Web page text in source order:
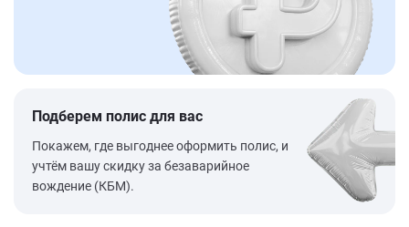
Подберем полис для вас
Покажем, где выгоднее оформить полис, и
учтём вашу скидку за безаварийное
вождение (КБМ).